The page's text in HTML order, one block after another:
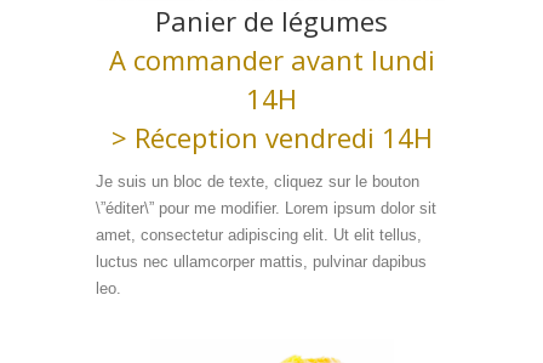
Panier de légumes
A commander avant lundi
14H
> Réception vendredi 14H
Je suis un bloc de texte, cliquez sur le bouton
\”éditer\” pour me modifier. Lorem ipsum dolor sit
amet, consectetur adipiscing elit. Ut elit tellus,
luctus nec ullamcorper mattis, pulvinar dapibus
leo.